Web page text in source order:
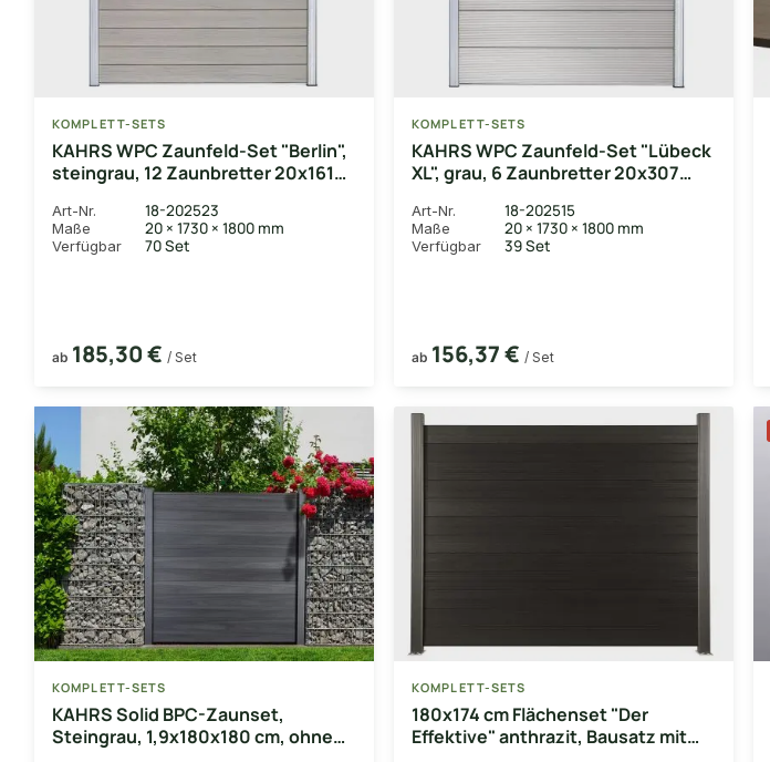
KOMPLETT-SETS
KAHRS WPC Zaunfeld-Set "Berlin",
steingrau, 12 Zaunbretter 20x161
silber + Fixierungsstange (exkl.
Pfosten), 180x180 cm
Art-Nr. 18-202523
Maße 20 × 1730 × 1800 mm
Verfügbar 70 Set
ab 185,30 € / Set
KOMPLETT-SETS
KAHRS WPC Zaunfeld-Set "Lübeck
XL", grau, 6 Zaunbretter 20x307
silber + Fixierungsstange (exkl.
Pfosten), 180x180 cm
Art-Nr. 18-202515
Maße 20 × 1730 × 1800 mm
Verfügbar 39 Set
ab 156,37 € / Set
KOMPLETT-SETS
KAHRS Solid BPC-Zaunset,
Steingrau, 1,9x180x180 cm, ohne
KOMPLETT-SETS
180x174 cm Flächenset "Der
Effektive" anthrazit, Bausatz mit